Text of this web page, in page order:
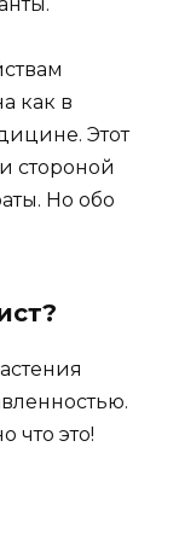
как в
Этот
стороной
Но обо
что это!